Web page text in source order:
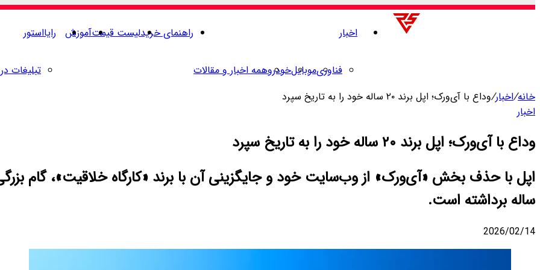
اخبار
فناوریموبایلخودروهمه اخبار و مقالات
راهنمای خریدلیست قیمتآموزش رایااستور
تبلیغات
خانه/اخبار/وداع با آی‌ورک؛ اپل برند ۲۰ ساله خود را به تاریخ سپرد
اخبار
وداع با آی‌ورک؛ اپل برند ۲۰ ساله خود را به تاریخ سپرد
ساله برداشته است.
2026/02/14